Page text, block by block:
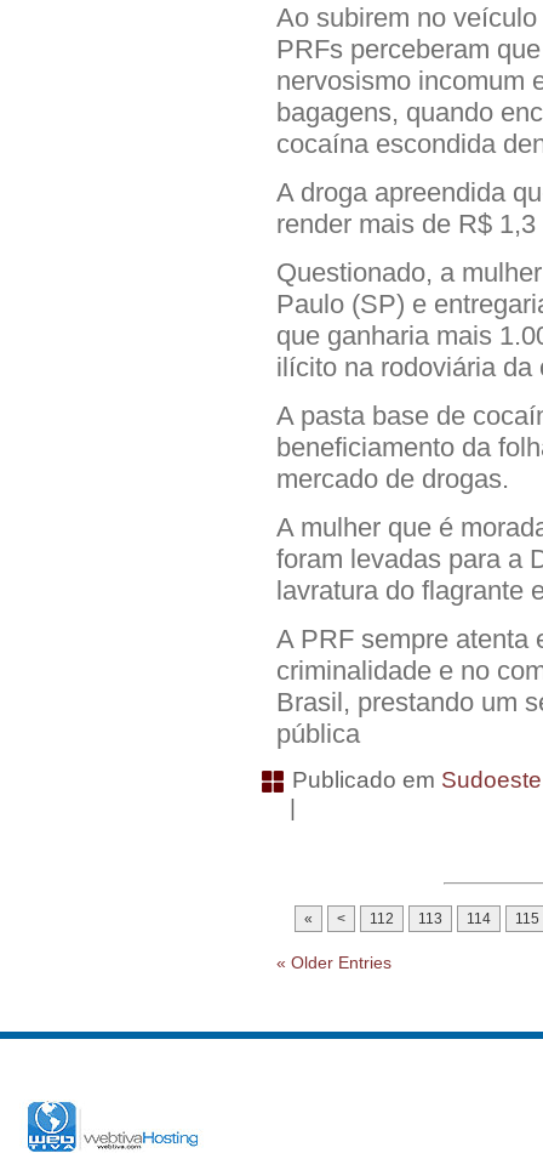
Ao subirem no
PRFs perceberam
nervosismo incomum
bagagens, quando
cocaína escondida
A droga apreendida
render mais de R$
Questionado, a
Paulo (SP) e
que ganharia mais
ilícito na rodoviária da
A pasta base de
beneficiamento da
mercado de drogas.
A mulher que é
foram levadas para a
lavratura do flagrante
A PRF sempre atenta
criminalidade e no
Brasil, prestando um
pública
Publicado em Sudoeste
|
« < 112 113 114 115
« Older Entries